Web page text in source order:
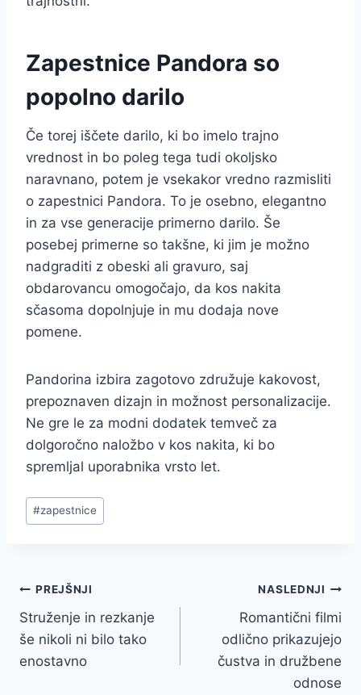
Zapestnice Pandora so
popolno darilo
Če torej iščete darilo, ki bo imelo trajno
vrednost in bo poleg tega tudi okoljsko
naravnano, potem je vsekakor vredno razmisliti
o zapestnici Pandora. To je osebno, elegantno
in za vse generacije primerno darilo. Še
posebej primerne so takšne, ki jim je možno
nadgraditi z obeski ali gravuro, saj
obdarovancu omogočajo, da kos nakita
sčasoma dopolnjuje in mu dodaja nove
pomene.
Pandorina izbira zagotovo združuje kakovost,
prepoznaven dizajn in možnost personalizacije.
Ne gre le za modni dodatek temveč za
dolgoročno naložbo v kos nakita, ki bo
spremljal uporabnika vrsto let.
Post
Tags:
#zapestnice
Navigacija
prispevka
PREJŠNJI
Struženje in rezkanje
še nikoli ni bilo tako
enostavno
NASLEDNJI
Romantični filmi
odlično prikazujejo
čustva in družbene
odnose